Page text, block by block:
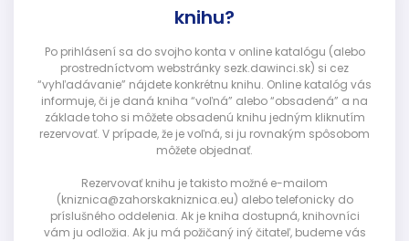
knihu?
Po prihlásení sa do svojho konta v online katalógu (alebo
prostredníctvom webstránky sezk.dawinci.sk) si cez
“vyhľadávanie” nájdete konkrétnu knihu. Online katalóg vás
informuje, či je daná kniha “voľná” alebo “obsadená” a na
základe toho si môžete obsadenú knihu jedným kliknutím
rezervovať. V prípade, že je voľná, si ju rovnakým spôsobom
môžete objednať.
Rezervovať knihu je takisto možné e-mailom
(kniznica@zahorskakniznica.eu) alebo telefonicky do
príslušného oddelenia. Ak je kniha dostupná, knihovníci
vám ju odložia. Ak ju má požičaný iný čitateľ, budeme vás